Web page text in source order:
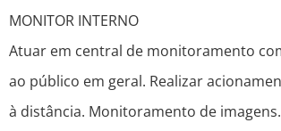
MONITOR INTERNO
Atuar em central de monitoramento
ao público em geral. Realizar
à distância. Monitoramento de